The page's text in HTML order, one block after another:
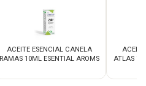
ACEITE ESENCIAL CANELA
RAMAS 10ML ESENTIAL AROMS
ATLAS